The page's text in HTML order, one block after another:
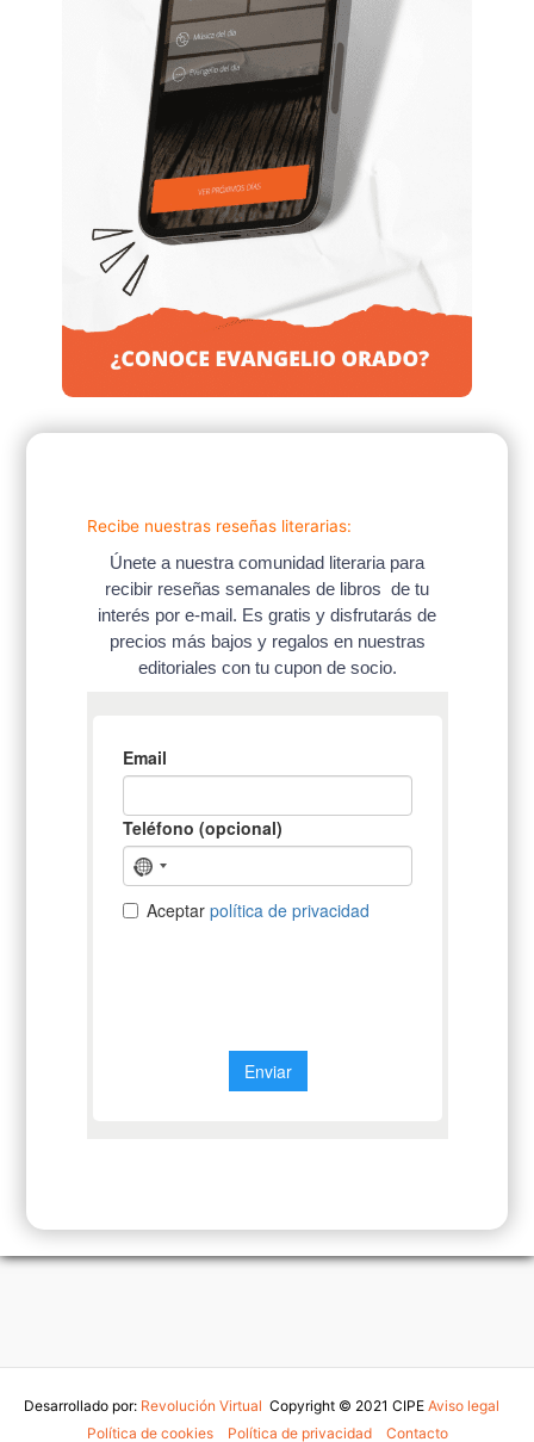
Recibe nuestras reseñas literarias:
Únete a nuestra comunidad literaria para
recibir reseñas semanales de libros de tu
interés por e-mail. Es gratis y disfrutarás de
precios más bajos y regalos en nuestras
editoriales con tu cupon de socio.
Desarrollado por: Revolución Virtual Copyright © 2021 CIPE Aviso legal
Política de cookies- Política de privacidad- Contacto